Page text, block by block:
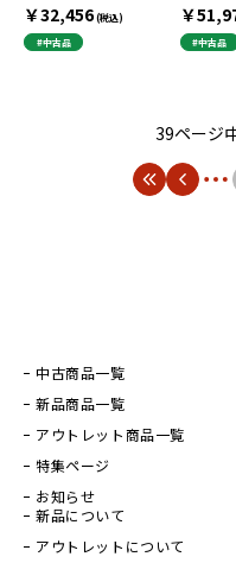
￥32,456(税込)
#中古品
￥
#中古品
39ページ
中古商品一覧
新品商品一覧
アウトレット商品一覧
特集ページ
お知らせ
新品について
アウトレットについて